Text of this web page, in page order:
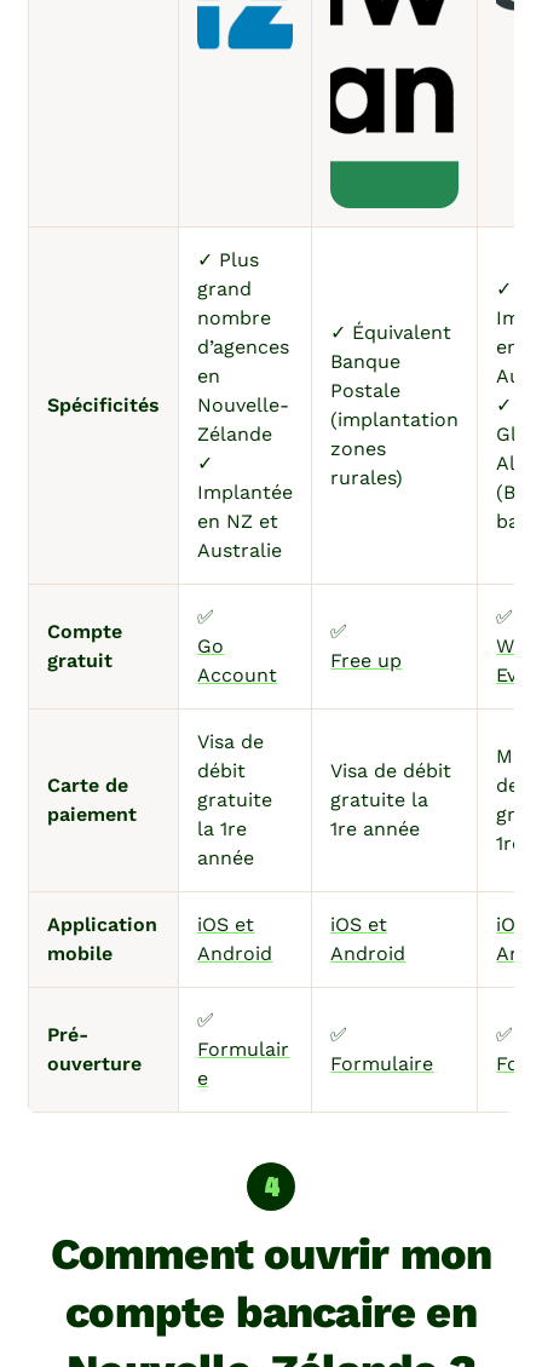
Spécificités
✓ Plus
grand
nombre
d’agences
en
Nouvelle-
Zélande
✓
Implantée
en NZ et
Australie
✓ Équivalent
Banque
Postale
(implantation
zones
rurales)
✓
en
✓
Compte
gratuit
✅
Go
Account
✅
Free up
✅
Carte de
paiement
Visa de
débit
gratuite
la 1re
année
Visa de débit
gratuite la
1re année
de
1re
Application
mobile
iOS et
Android
iOS et
Android
iOS
Pré-
ouverture
✅
Formulair
e
✅
Formulaire
✅
Comment ouvrir mon
compte bancaire en